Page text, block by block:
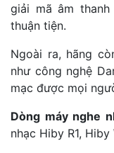
giải mã âm
thuận tiện.
Ngoài ra, hãng
như công nghệ
mạc được mọi
Dòng máy nghe
nhạc Hiby R1,